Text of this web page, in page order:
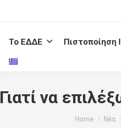
Το ΕΔΔΕ Πιστοποίηση
Γιατί να
You are here:
Home Νέα